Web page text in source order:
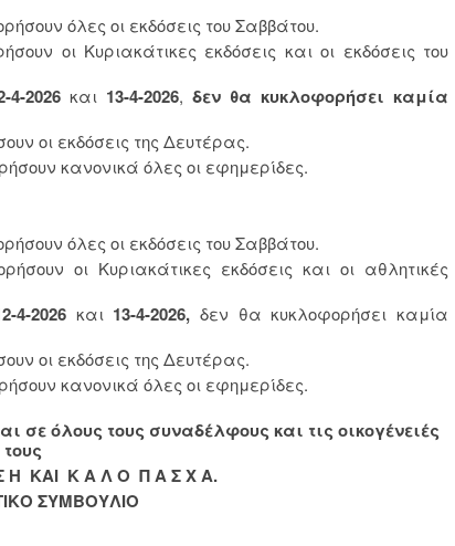
όλες οι εκδόσεις του Σαββάτου.
οι Κυριακάτικες εκδόσεις και οι εκδόσεις του
2026 και 13-4-2026, δεν θα κυκλοφορήσει καμία
οι εκδόσεις της Δευτέρας.
κανονικά όλες οι εφημερίδες.
όλες οι εκδόσεις του Σαββάτου.
οι Κυριακάτικες εκδόσεις και οι αθλητικές
2026 και13-4-2026, δεν θα κυκλοφορήσει καμία
οι εκδόσεις της Δευτέρας.
κανονικά όλες οι εφημερίδες.
σε όλους τους συναδέλφους και τις οικογένειές
τους
Η ΚΑΙ Κ Α Λ Ο Π Α Σ Χ Α.
ΣΥΜΒΟΥΛΙΟ